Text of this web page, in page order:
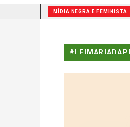
MÍDIA NEGRA E FEMINISTA